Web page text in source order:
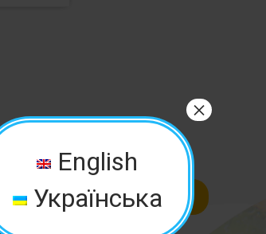
Написати відгук
English
Українська
×